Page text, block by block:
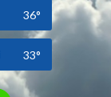
36°
33°